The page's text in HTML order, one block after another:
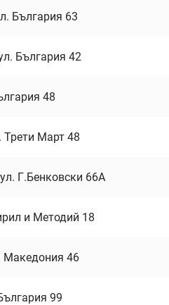
България 63
България 42
48
Март 48
Г.Бенковски 66А
и Методий 18
Македония 46
99